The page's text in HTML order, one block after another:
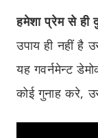
हमेशा प्रेम से ही
उपाय ही नहीं है
यह गवर्नमेन्ट
कोई गुनाह करे,